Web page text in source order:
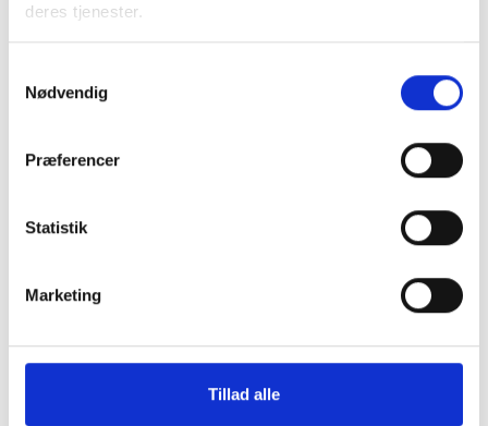
deres tjenester.
Nødvendig
Præferencer
Statistik
Marketing
Tillad alle
Landsbyggefonden, som støtter fysiske og sociale
indsatser i almene boligområder. Dette sikrer, at by- og
Faktaark om almene boliger i
De almene boligorganisationer er centrale aktører
nyttig information om almene boliger i Vejen
Hvor kommer dataene